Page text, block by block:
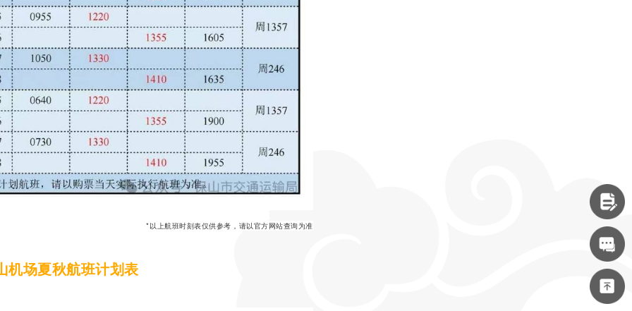
*以上航班时刻表仅供参考，请以官方网站查询为准
机场夏秋航班计划表